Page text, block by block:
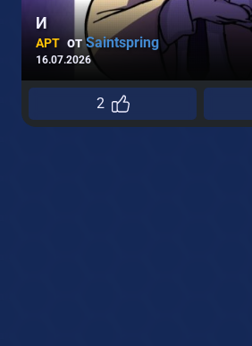
И
АРТ отSaintspring
16.07.2026
2